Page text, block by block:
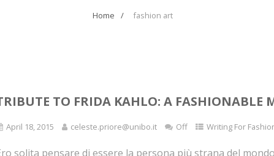
Home fashion art
TO FRIDA KAHLO: A FASHIONABLE
April 18, 2015 celeste.priore@unibo.it Off Writing For
solita pensare di essere la persona più strana del